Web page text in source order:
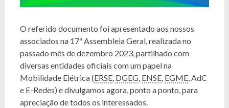
O referido documento foi apresentado aos nossos
associados na 17ª Assembleia Geral, realizada no
passado mês de dezembro 2023, partilhado com
diversas entidades oficiais com um papel na
Mobilidade Elétrica (ERSE, DGEG, ENSE, EGME, AdC
e E-Redes) e divulgamos agora, ponto a ponto, para
apreciação de todos os interessados.